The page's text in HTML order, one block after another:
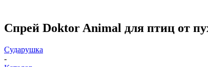
Спрей Doktor Animal для птиц от
Сударушка
-